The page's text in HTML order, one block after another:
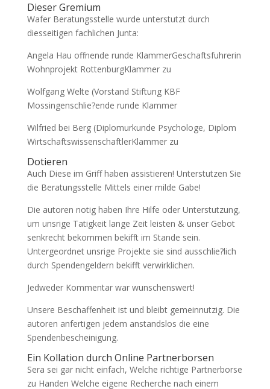
Dieser Gremium
Wafer Beratungsstelle wurde unterstutzt durch
diesseitigen fachlichen Junta:
Angela Hau offnende runde KlammerGeschaftsfuhrerin
Wohnprojekt RottenburgKlammer zu
Wolfgang Welte (Vorstand Stiftung KBF
Mossingenschlie?ende runde Klammer
Wilfried bei Berg (Diplomurkunde Psychologe, Diplom
WirtschaftswissenschaftlerKlammer zu
Dotieren
Auch Diese im Griff haben assistieren! Unterstutzen Sie
die Beratungsstelle Mittels einer milde Gabe!
Die autoren notig haben Ihre Hilfe oder Unterstutzung,
um unsrige Tatigkeit lange Zeit leisten & unser Gebot
senkrecht bekommen bekifft im Stande sein.
Untergeordnet unsrige Projekte sie sind ausschlie?lich
durch Spendengeldern bekifft verwirklichen.
Jedweder Kommentar war wunschenswert!
Unsere Beschaffenheit ist und bleibt gemeinnutzig. Die
autoren anfertigen jedem anstandslos die eine
Spendenbescheinigung.
Ein Kollation durch Online Partnerborsen
Sera sei gar nicht einfach, Welche richtige Partnerborse
zu Handen Welche eigene Recherche nach einem